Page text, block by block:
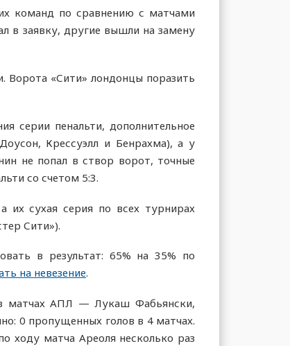
команд по сравнению с матчами
в заявку, другие вышли на замену
«Сити» лондонцы поразить
серии пенальти, дополнительное
Крессуэлл и Бенрахма), а у
не попал в створ ворот, точные
со счетом 5:3.
сухая серия по всех турнирах
Сити»).
в результат: 65% на 35% по
на невезение.
в матчах АПЛ — Лукаш Фабьянски,
0 пропущенных голов в 4 матчах.
матча Ареоля несколько раз